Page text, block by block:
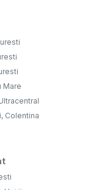
Mare
Colentina